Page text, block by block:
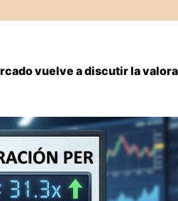
vuelve a discutir la